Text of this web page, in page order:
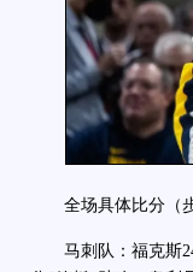
全场具体比分（步
马刺队：福克斯24